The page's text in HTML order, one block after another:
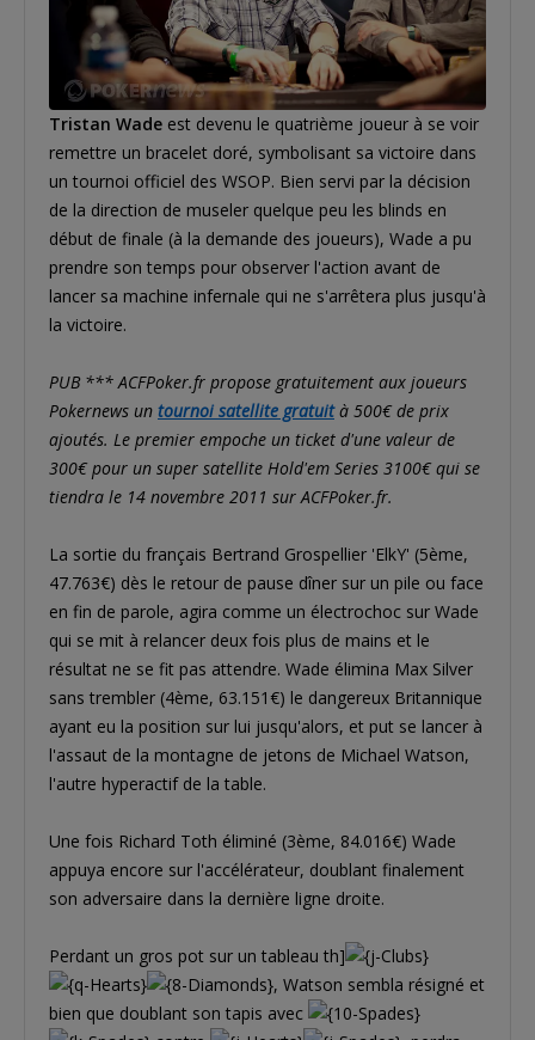
Tristan Wade est devenu le quatrième joueur à se voir
remettre un bracelet doré, symbolisant sa victoire dans
un tournoi officiel des WSOP. Bien servi par la décision
de la direction de museler quelque peu les blinds en
début de finale (à la demande des joueurs), Wade a pu
prendre son temps pour observer l'action avant de
lancer sa machine infernale qui ne s'arrêtera plus jusqu'à
la victoire.
PUB *** ACFPoker.fr propose gratuitement aux joueurs
Pokernews un tournoi satellite gratuità 500€ de prix
ajoutés. Le premier empoche un ticket d'une valeur de
300€ pour un super satellite Hold'em Series 3100€ qui se
tiendra le 14 novembre 2011 sur ACFPoker.fr.
La sortie du français Bertrand Grospellier 'ElkY' (5ème,
47.763€) dès le retour de pause dîner sur un pile ou face
en fin de parole, agira comme un électrochoc sur Wade
qui se mit à relancer deux fois plus de mains et le
résultat ne se fit pas attendre. Wade élimina Max Silver
sans trembler (4ème, 63.151€) le dangereux Britannique
ayant eu la position sur lui jusqu'alors, et put se lancer à
l'assaut de la montagne de jetons de Michael Watson,
l'autre hyperactif de la table.
Une fois Richard Toth éliminé (3ème, 84.016€) Wade
appuya encore sur l'accélérateur, doublant finalement
son adversaire dans la dernière ligne droite.
Perdant un gros pot sur un tableau th]
, Watson sembla résigné et
bien que doublant son tapis avec